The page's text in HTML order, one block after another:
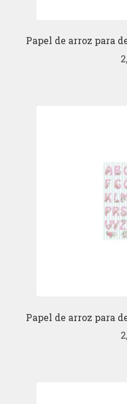
Papel de arroz para
Papel de arroz para